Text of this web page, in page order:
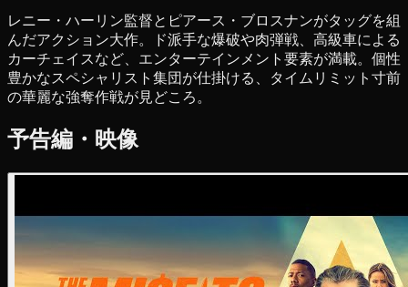
レニー・ハーリン監督とピアース・ブロスナンがタッグを組
んだアクション大作。ド派手な爆破や肉弾戦、高級車による
カーチェイスなど、エンターテインメント要素が満載。個性
豊かなスペシャリスト集団が仕掛ける、タイムリミット寸前
の華麗な強奪作戦が見どころ。
予告編・映像